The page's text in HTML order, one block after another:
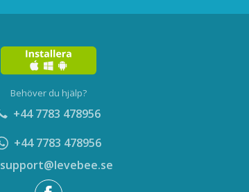
Behöver du hjälp?
+44 7783 478956
+44 7783 478956
support@levebee.se